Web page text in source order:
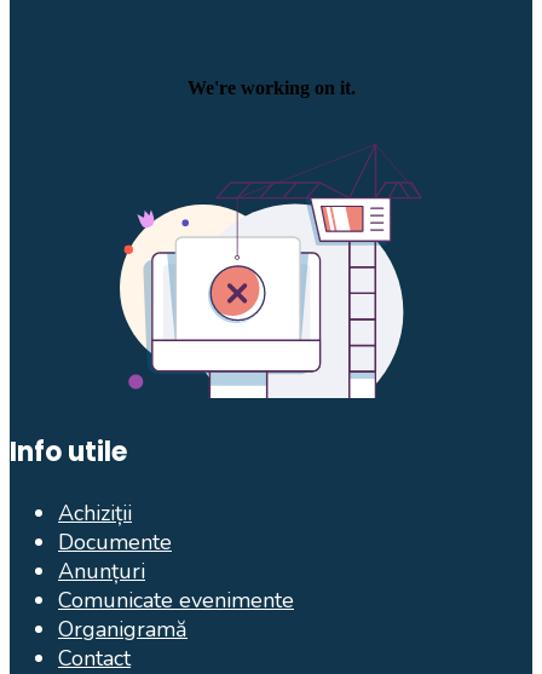
Info utile
Achiziții
Documente
Anunțuri
Comunicate evenimente
Organigramă
Contact